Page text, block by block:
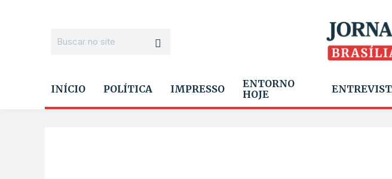
INÍCIO POLÍTICA IMPRESSO
ENTORNO
HOJE